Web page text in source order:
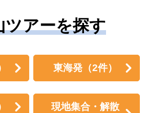
ツアーを探す
東海発 （2件）
現地集合・解散